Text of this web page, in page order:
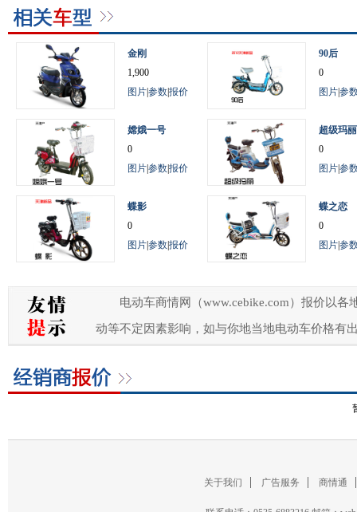
金刚
1,900
图片参数报价
90后
0
图片参
嫦娥一号
0
图片参数报价
超级玛丽
0
图片参
蝶影
0
图片参数报价
蝶之恋
0
图片参
电动车商情网（www.cebike.com）报价以
动等不定因素影响，如与你地当地电动车价格有
关于我们 广告服务 商情通